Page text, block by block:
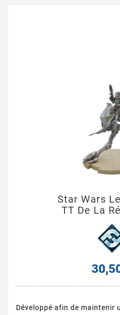
Star Wars
TT De La
Développé afin de maintenir